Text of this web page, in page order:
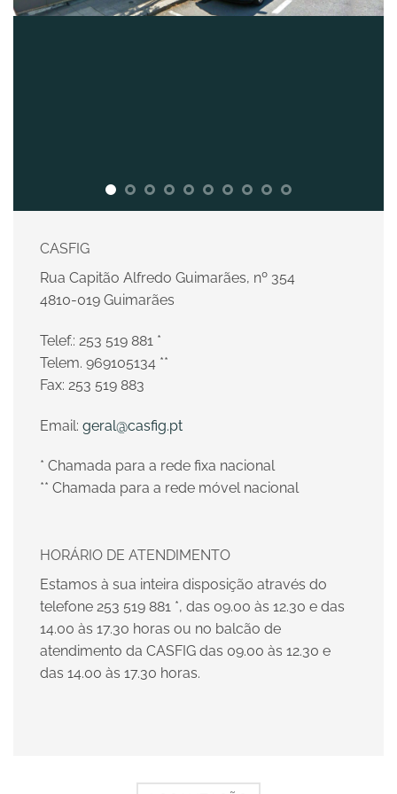
CASFIG
Rua Capitão Alfredo Guimarães, nº 354
4810-019 Guimarães
Telef.: 253 519 881 *
Telem. 969105134 **
Fax: 253 519 883
Email: geral@casfig.pt
* Chamada para a rede fixa nacional
** Chamada para a rede móvel nacional
HORÁRIO DE ATENDIMENTO
Estamos à sua inteira disposição através do
telefone 253 519 881 *, das 09.00 às 12.30 e das
14.00 às 17.30 horas ou no balcão de
atendimento da CASFIG das 09.00 às 12.30 e
das 14.00 às 17.30 horas.